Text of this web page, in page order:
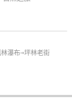
瀑布→坪林老街